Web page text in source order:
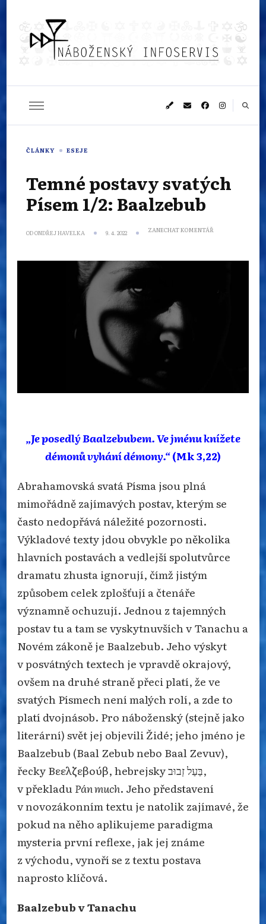
Náboženský
infoservis
ČLÁNKY ESEJE
Temné postavy svatých
Písem 1/2: Baalzebub
ODONDŘEJ HAVELKA 9. 4. 2022 ZANECHAT KOMENTÁŘ
PÍSEM
„Je posedlý Baalzebubem. Ve jménu knížete
démonů vyhání démony.“(Mk 3,22)
Abrahamovská svatá Písma jsou plná
mimořádně zajímavých postav, kterým se
často nedopřává náležité pozornosti.
Výkladové texty jdou obvykle po několika
hlavních postavách a vedlejší spolutvůrce
dramatu zhusta ignorují, čímž jistým
způsobem celek zplošťují a čtenáře
významně ochuzují. Jednou z tajemných
postav tu a tam se vyskytnuvších v Tanachu a
Novém zákoně je Baalzebub. Jeho výskyt
v posvátných textech je vpravdě okrajový,
ovšem na druhé straně přeci platí, že ve
svatých Písmech není malých rolí, a zde to
platí dvojnásob. Pro náboženský (stejně jako
literární) svět jej objevili Židé; jeho jméno je
Baalzebub (Baal Zebub nebo Baal Zevuv),
řecky Βεελζεβούβ, hebrejsky בַּעַל זְבוּב,
v překladuPán much. Jeho představení
v novozákonním textu je natolik zajímavé, že
pokud na něho aplikujeme paradigma
mysteria první reflexe, jak jej známe
z východu, vynoří se z textu postava
naprosto klíčová.
Baalzebub v Tanachu